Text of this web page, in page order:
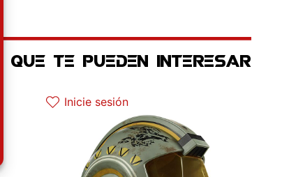
QUE TE PUEDEN INTERESAR
Inicie sesión